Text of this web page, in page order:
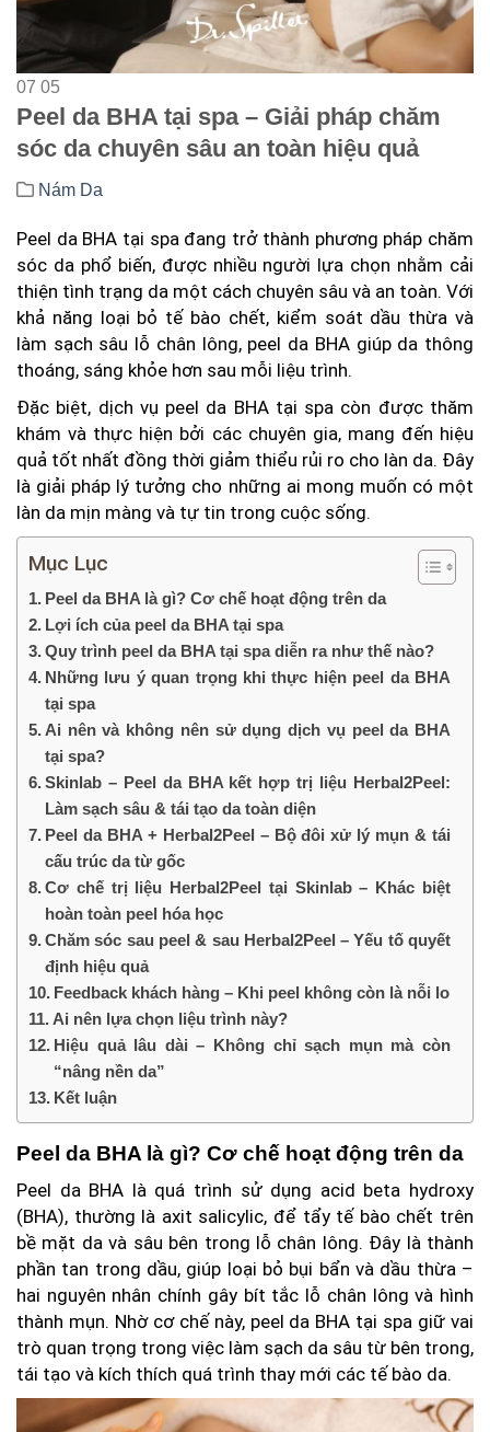
07 05
Peel da BHA tại spa – Giải pháp chăm
sóc da chuyên sâu an toàn hiệu quả
Nám Da
Peel da BHA tại spa đang trở thành phương pháp chăm
sóc da phổ biến, được nhiều người lựa chọn nhằm cải
thiện tình trạng da một cách chuyên sâu và an toàn. Với
khả năng loại bỏ tế bào chết, kiểm soát dầu thừa và
làm sạch sâu lỗ chân lông, peel da BHA giúp da thông
thoáng, sáng khỏe hơn sau mỗi liệu trình.
Đặc biệt, dịch vụ peel da BHA tại spa còn được thăm
khám và thực hiện bởi các chuyên gia, mang đến hiệu
quả tốt nhất đồng thời giảm thiểu rủi ro cho làn da. Đây
là giải pháp lý tưởng cho những ai mong muốn có một
làn da mịn màng và tự tin trong cuộc sống.
Mục Lục
Peel da BHA là gì? Cơ chế hoạt động trên da
Lợi ích của peel da BHA tại spa
Quy trình peel da BHA tại spa diễn ra như thế nào?
Những lưu ý quan trọng khi thực hiện peel da BHA
tại spa
Ai nên và không nên sử dụng dịch vụ peel da BHA
tại spa?
Skinlab – Peel da BHA kết hợp trị liệu Herbal2Peel:
Làm sạch sâu & tái tạo da toàn diện
Peel da BHA + Herbal2Peel – Bộ đôi xử lý mụn & tái
cấu trúc da từ gốc
Cơ chế trị liệu Herbal2Peel tại Skinlab – Khác biệt
hoàn toàn peel hóa học
Chăm sóc sau peel & sau Herbal2Peel – Yếu tố quyết
định hiệu quả
Feedback khách hàng – Khi peel không còn là nỗi lo
Ai nên lựa chọn liệu trình này?
Hiệu quả lâu dài – Không chỉ sạch mụn mà còn
“nâng nền da”
Kết luận
Peel da BHA là gì? Cơ chế hoạt động trên da
Peel da BHA là quá trình sử dụng acid beta hydroxy
(BHA), thường là axit salicylic, để tẩy tế bào chết trên
bề mặt da và sâu bên trong lỗ chân lông. Đây là thành
phần tan trong dầu, giúp loại bỏ bụi bẩn và dầu thừa –
hai nguyên nhân chính gây bít tắc lỗ chân lông và hình
thành mụn. Nhờ cơ chế này, peel da BHA tại spa giữ vai
trò quan trọng trong việc làm sạch da sâu từ bên trong,
tái tạo và kích thích quá trình thay mới các tế bào da.